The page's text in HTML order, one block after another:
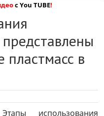
с You TUBE!
пластмасс в
Этапы использования